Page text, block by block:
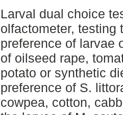
Larval dual choice
olfactometer, testing
preference of larvae
of oilseed rape,
potato or synthetic
preference of S.
cowpea, cotton,